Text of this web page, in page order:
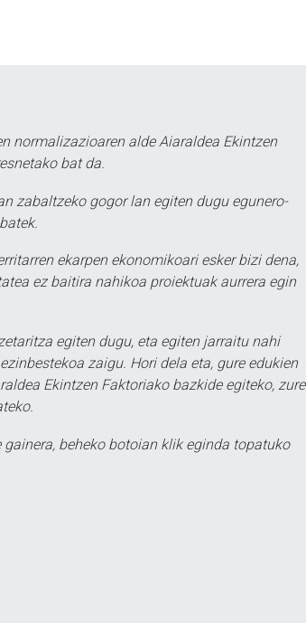
normalizazioaren alde Aiaraldea Ekintzen
bat da.
zabaltzeko gogor lan egiten dugu egunero-
ekarpen ekonomikoari esker bizi dena,
ez baitira nahikoa proiektuak aurrera egin
egiten dugu, eta egiten jarraitu nahi
zaigu. Hori dela eta, gure edukien
Ekintzen Faktoriako bazkide egiteko, zure
beheko botoian klik eginda topatuko